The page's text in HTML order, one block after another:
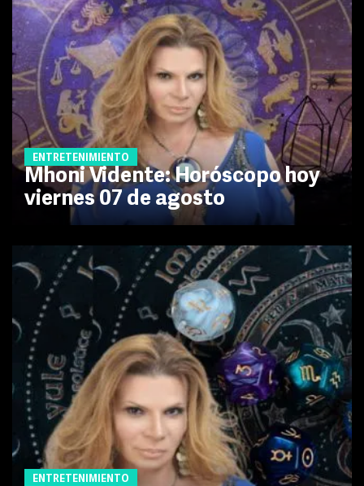
ENTRETENIMIENTO
Mhoni Vidente: Horóscopo hoy
viernes 07 de agosto
ENTRETENIMIENTO